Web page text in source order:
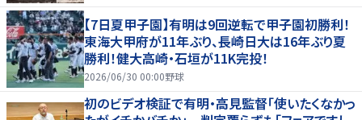
【7日夏甲子園】有明は9回逆転で甲子園初勝利！
東海大甲府が11年ぶり、長崎日大は16年ぶり夏
勝利！健大高崎・石垣が11K完投！
2026/06/30 00:00野球
初のビデオ検証で有明・高見監督「使いたくなかっ